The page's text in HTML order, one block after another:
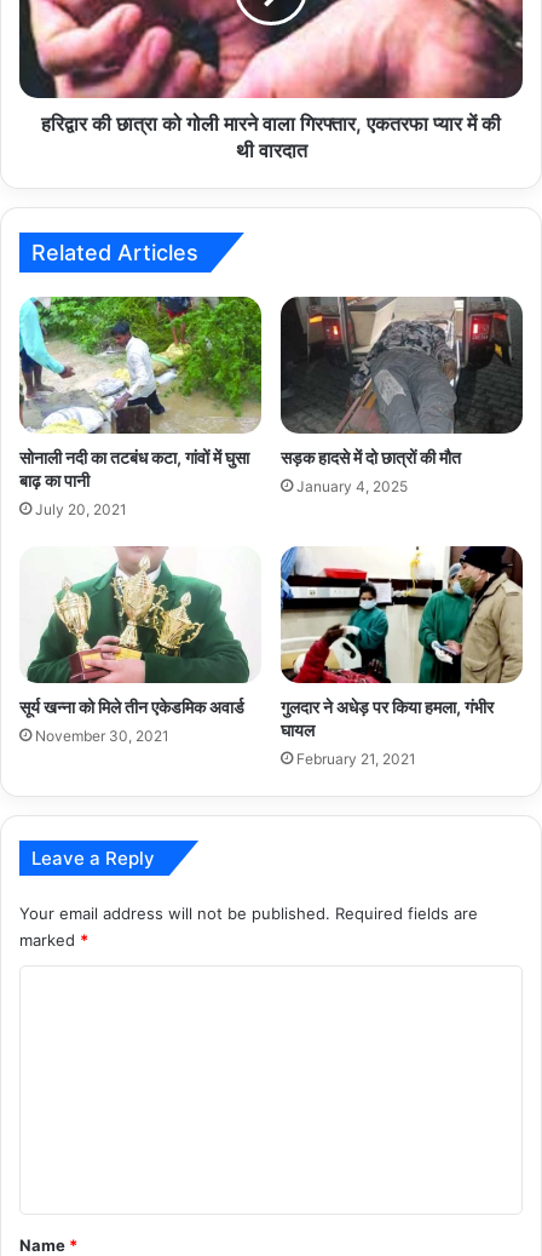
मारने
वाला
गिरफ्तार,
एकतरफा
प्यारहरिद्वार की छात्रा को गोली मारने वाला गिरफ्तार, एकतरफा प्यार में की
थी वारदात
Related Articles
सोनाली नदी का तटबंध कटा, गांवों में घुसा
बाढ़ का पानी
July 20, 2021
सड़क हादसे में दो छात्रों की मौत
January 4, 2025
सूर्य खन्ना को मिले तीन एकेडमिक अवार्ड
November 30, 2021
गुलदार ने अधेड़ पर किया हमला, गंभीर
घायल
February 21, 2021
Leave a Reply
Your email address will not be published. Required fields are
marked *
*
Name *